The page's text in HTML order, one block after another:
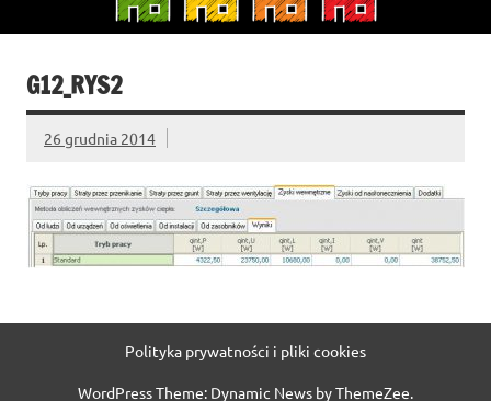
G12_RYS2
26 grudnia 2014
Polityka prywatności i pliki cookies
WordPress Theme: Dynamic News by ThemeZee.